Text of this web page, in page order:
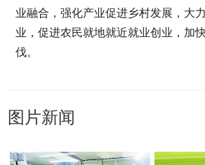
业融合，强化产业促进乡村发展，大
业，促进农民就地就近就业创业，加
伐。
图片新闻